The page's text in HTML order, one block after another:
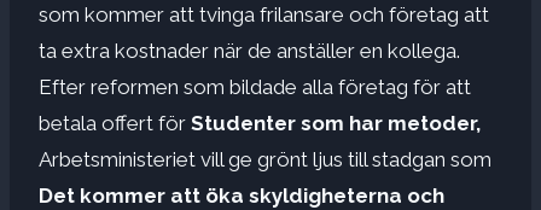
som kommer att tvinga frilansare och företag att
ta extra kostnader när de anställer en kollega.
Efter reformen som bildade alla företag för att
betala offert för Studenter som har metoder,
Arbetsministeriet vill ge grönt ljus till stadgan som
Det kommer att öka skyldigheterna och